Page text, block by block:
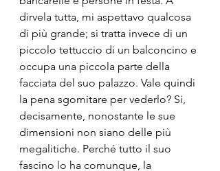
dirvela tutta, mi aspettavo qualcosa
di più grande; si tratta invece di un
piccolo tettuccio di un balconcino e
occupa una piccola parte della
facciata del suo palazzo. Vale quindi
la pena sgomitare per vederlo? Si,
decisamente, nonostante le sue
dimensioni non siano delle più
megalitiche. Perché tutto il suo
fascino lo ha comunque, la